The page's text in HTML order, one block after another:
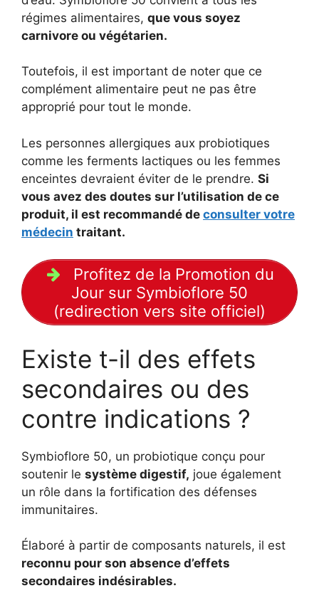
régimes alimentaires, que vous soyez
carnivore ou végétarien.
Toutefois, il est important de noter que ce
complément alimentaire peut ne pas être
approprié pour tout le monde.
Les personnes allergiques aux probiotiques
comme les ferments lactiques ou les femmes
enceintes devraient éviter de le prendre. Si
vous avez des doutes sur l’utilisation de ce
produit, il est recommandé de consulter votre
médecin traitant.
Profitez de la Promotion du
Jour sur Symbioflore 50
(redirection vers site officiel)
Existe t-il des effets
secondaires ou des
contre indications ?
Symbioflore 50, un probiotique conçu pour
soutenir le système digestif, joue également
un rôle dans la fortification des défenses
immunitaires.
Élaboré à partir de composants naturels, il est
reconnu pour son absence d’effets
secondaires indésirables.